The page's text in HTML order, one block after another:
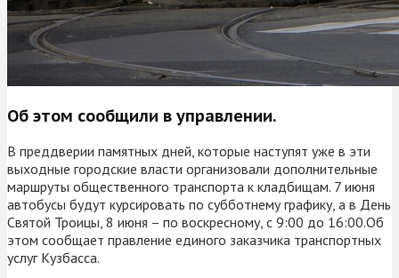
Об этом сообщили в управлении.
В преддверии памятных дней, которые наступят уже в эти
выходные городские власти организовали дополнительные
маршруты общественного транспорта к кладбищам. 7 июня
автобусы будут курсировать по субботнему графику, а в День
Святой Троицы, 8 июня – по воскресному, с 9:00 до 16:00.Об
этом сообщает правление единого заказчика транспортных
услуг Кузбасса.